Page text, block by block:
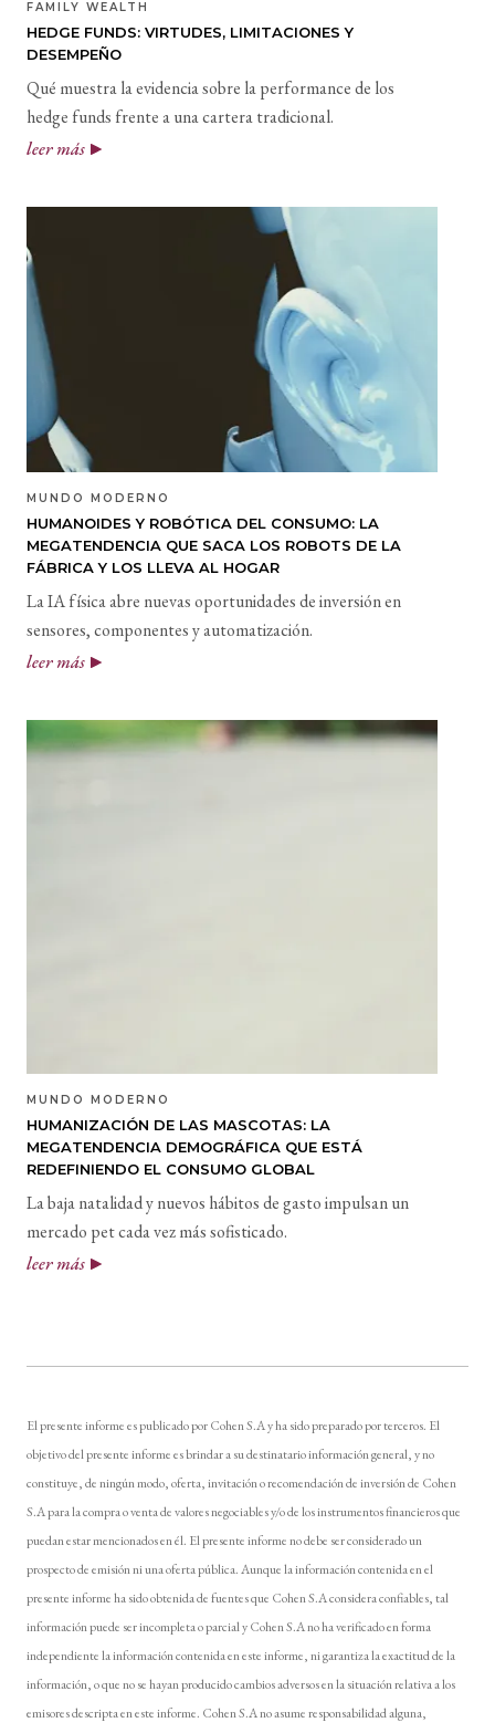
FAMILY WEALTH
HEDGE FUNDS: VIRTUDES, LIMITACIONES Y
DESEMPEÑO
Qué muestra la evidencia sobre la performance de los
hedge funds frente a una cartera tradicional.
leer más
MUNDO MODERNO
HUMANOIDES Y ROBÓTICA DEL CONSUMO: LA
MEGATENDENCIA QUE SACA LOS ROBOTS DE LA
FÁBRICA Y LOS LLEVA AL HOGAR
La IA física abre nuevas oportunidades de inversión en
sensores, componentes y automatización.
leer más
MUNDO MODERNO
HUMANIZACIÓN DE LAS MASCOTAS: LA
MEGATENDENCIA DEMOGRÁFICA QUE ESTÁ
REDEFINIENDO EL CONSUMO GLOBAL
La baja natalidad y nuevos hábitos de gasto impulsan un
mercado pet cada vez más sofisticado.
leer más
El presente informe es publicado por Cohen S.A y ha sido preparado por terceros. El
objetivo del presente informe es brindar a su destinatario información general, y no
constituye, de ningún modo, oferta, invitación o recomendación de inversión de Cohen
S.A para la compra o venta de valores negociables y/o de los instrumentos financieros que
puedan estar mencionados en él. El presente informe no debe ser considerado un
prospecto de emisión ni una oferta pública. Aunque la información contenida en el
presente informe ha sido obtenida de fuentes que Cohen S.A considera confiables, tal
información puede ser incompleta o parcial y Cohen S.A no ha verificado en forma
independiente la información contenida en este informe, ni garantiza la exactitud de la
información, o que no se hayan producido cambios adversos en la situación relativa a los
emisores descripta en este informe. Cohen S.A no asume responsabilidad alguna,